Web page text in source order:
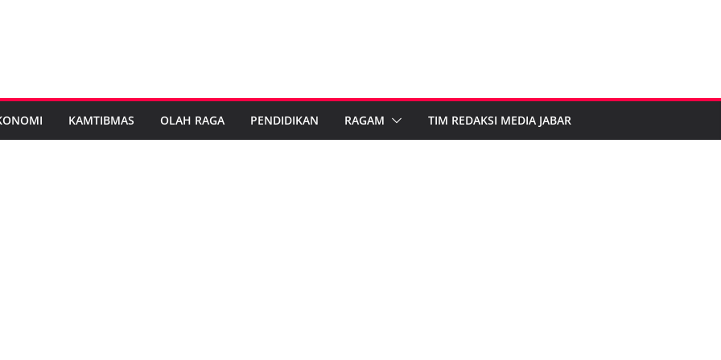
KAMTIBMAS OLAH RAGA PENDIDIKAN RAGAM TIM REDAKSI MEDIA JABAR